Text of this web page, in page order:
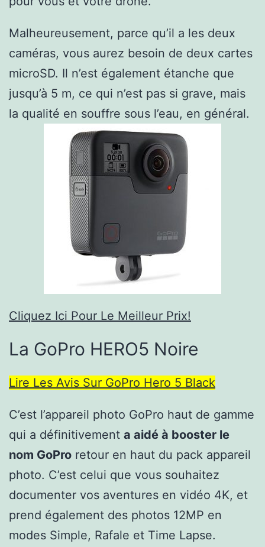
Malheureusement, parce qu’il a les deux
caméras, vous aurez besoin de deux cartes
microSD. Il n’est également étanche que
jusqu’à 5 m, ce qui n’est pas si grave, mais
la qualité en souffre sous l’eau, en général.
Cliquez Ici Pour Le Meilleur Prix!
La GoPro HERO5 Noire
Lire Les Avis Sur GoPro Hero 5 Black
C’est l’appareil photo GoPro haut de gamme
qui a définitivement a aidé à booster le
nom GoPro retour en haut du pack appareil
photo. C’est celui que vous souhaitez
documenter vos aventures en vidéo 4K, et
prend également des photos 12MP en
modes Simple, Rafale et Time Lapse.